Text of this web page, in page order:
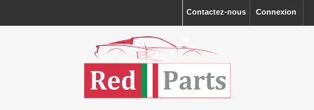
Connexion
Contactez-nous